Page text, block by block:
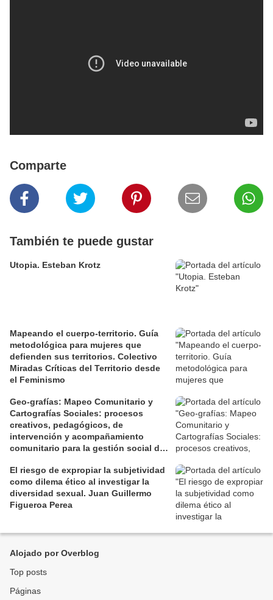
Comparte
También te puede gustar
Utopia. Esteban Krotz
Mapeando el cuerpo-territorio. Guía
metodológica para mujeres que
defienden sus territorios. Colectivo
Miradas Críticas del Territorio desde
el Feminismo
Geo-grafías: Mapeo Comunitario y
Cartografías Sociales: procesos
creativos, pedagógicos, de
intervención y acompañamiento
comunitario para la gestión social de
El riesgo de expropiar la subjetividad
como dilema ético al investigar la
diversidad sexual. Juan Guillermo
Figueroa Perea
Alojado por Overblog
Top posts
Páginas